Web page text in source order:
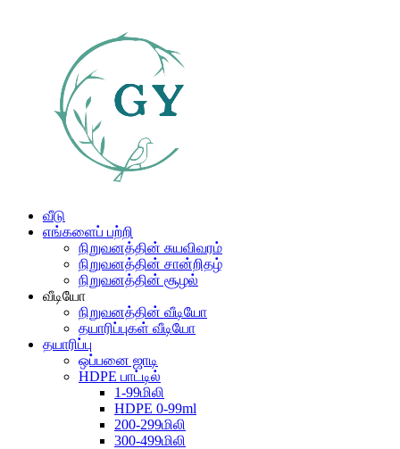
வீடு
எங்களைப் பற்றி
நிறுவனத்தின் சுயவிவரம்
நிறுவனத்தின் சான்றிதழ்
நிறுவனத்தின் சூழல்
வீடியோ
நிறுவனத்தின் வீடியோ
தயாரிப்புகள் வீடியோ
தயாரிப்பு
ஒப்பனை ஜாடி
HDPE பாட்டில்
1-99மிலி
HDPE 0-99ml
200-299மிலி
300-499மிலி